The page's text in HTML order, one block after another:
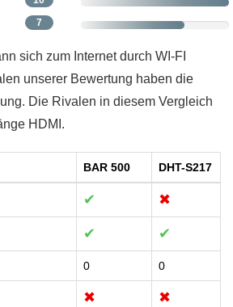
7
sich zum Internet durch WI-FI
unserer Bewertung haben die
Die Rivalen in diesem Vergleich
HDMI.
BAR 500 DHT-S217
✔ ✖
✔ ✔
0 0
✖ ✖